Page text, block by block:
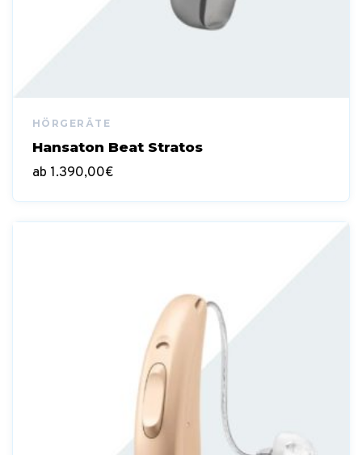
Hansaton Beat Stratos
ab 1.390,00€